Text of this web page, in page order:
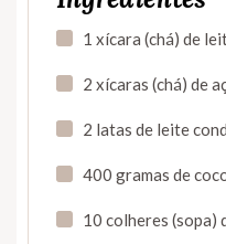
1 xícara (chá) de
2 xícaras (chá) de
2 latas de leite
400 gramas de
10 colheres (sopa)